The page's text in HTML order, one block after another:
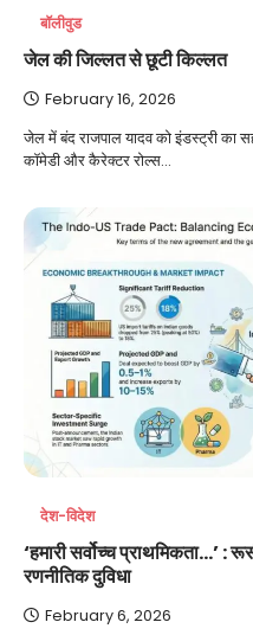
बॉलीवुड
जेल की जिल्लत से छूटी किल्लत
February 16, 2026
जेल में बंद राजपाल यादव को इंडस्ट्री का
कॉमेडी और कैरेक्टर रोल्स…
देश-विदेश
‘हमारी सर्वोच्च प्राथमिकता…’ :
रणनीतिक दुविधा
February 6, 2026